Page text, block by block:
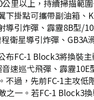
里以上，持續掃描範
下掛點可攜帶副油箱、
導引炸彈、霹靂8B型/
衛星導引炸彈、GB3A
布FC-1 Block3將換裝
速巡弋飛彈、霹靂
不過，先前FC-1主攻
之一。若FC-1 Block3